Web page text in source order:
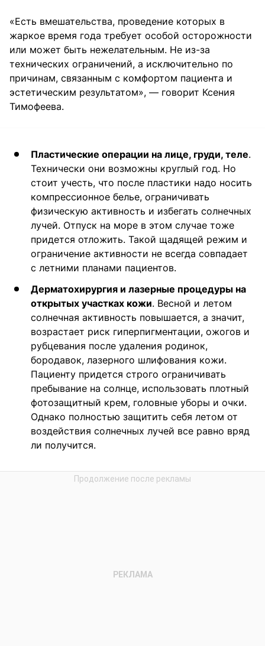
«Есть вмешательства, проведение которых в
жаркое время года требует особой осторожности
или может быть нежелательным. Не из-за
технических ограничений, а исключительно по
причинам, связанным с комфортом пациента и
эстетическим результатом», — говорит Ксения
Тимофеева.
Пластические операции на лице, груди, теле.
Технически они возможны круглый год. Но
стоит учесть, что после пластики надо носить
компрессионное белье, ограничивать
физическую активность и избегать солнечных
лучей. Отпуск на море в этом случае тоже
придется отложить. Такой щадящей режим и
ограничение активности не всегда совпадает
с летними планами пациентов.
Дерматохирургия и лазерные процедуры на
открытых участках кожи. Весной и летом
солнечная активность повышается, а значит,
возрастает риск гиперпигментации, ожогов и
рубцевания после удаления родинок,
бородавок, лазерного шлифования кожи.
Пациенту придется строго ограничивать
пребывание на солнце, использовать плотный
фотозащитный крем, головные уборы и очки.
Однако полностью защитить себя летом от
воздействия солнечных лучей все равно вряд
ли получится.